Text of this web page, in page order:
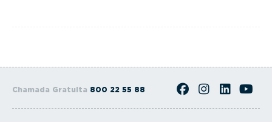
Chamada Gratuita 800 22 55 88